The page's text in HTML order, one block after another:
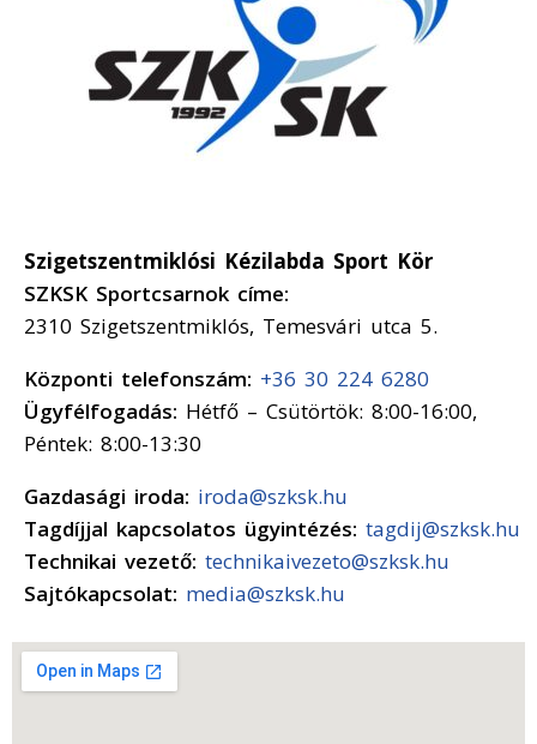
Szigetszentmiklósi Kézilabda Sport Kör
SZKSK Sportcsarnok címe:
2310 Szigetszentmiklós, Temesvári utca 5.
Központi telefonszám: +36 30 224 6280
Ügyfélfogadás: Hétfő – Csütörtök: 8:00-16:00,
Péntek: 8:00-13:30
Gazdasági iroda: iroda@szksk.hu
Tagdíjjal kapcsolatos ügyintézés: tagdij@szksk.hu
Technikai vezető: technikaivezeto@szksk.hu
Sajtókapcsolat: media@szksk.hu